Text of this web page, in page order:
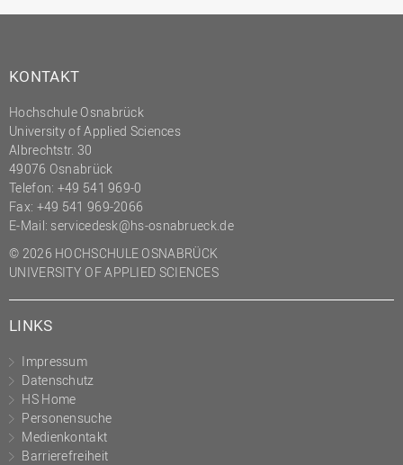
KONTAKT
Hochschule Osnabrück
University of Applied Sciences
Albrechtstr. 30
49076 Osnabrück
Telefon: +49 541 969-0
Fax: +49 541 969-2066
E-Mail: servicedesk@hs-osnabrueck.de
© 2026 HOCHSCHULE OSNABRÜCK
UNIVERSITY OF APPLIED SCIENCES
LINKS
Impressum
Datenschutz
HS Home
Personensuche
Medienkontakt
Barrierefreiheit